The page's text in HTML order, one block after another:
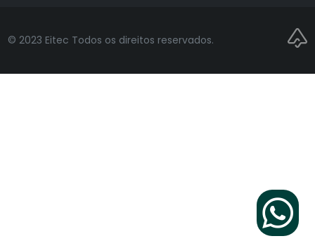
© 2023 Eitec Todos os direitos reservados.